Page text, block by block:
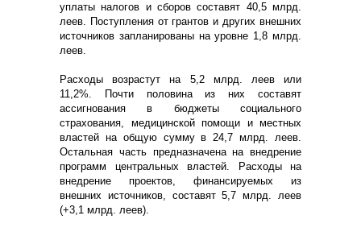
уплаты налогов и сборов составят 40,5 млрд.
леев. Поступления от грантов и других внешних
источников запланированы на уровне 1,8 млрд.
леев.
Расходы возрастут на 5,2 млрд. леев или
11,2%. Почти половина из них составят
ассигнования в бюджеты социального
страхования, медицинской помощи и местных
властей на общую сумму в 24,7 млрд. леев.
Остальная часть предназначена на внедрение
программ центральных властей. Расходы на
внедрение проектов, финансируемых из
внешних источников, составят 5,7 млрд. леев
(+3,1 млрд. леев).